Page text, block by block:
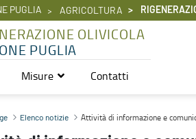
PUGLIA AGRICOLTURA
OLIVICOLA
PUGLIA
Misure Contatti
del Piano straordinario
Elenco notizie Attività di informazione e